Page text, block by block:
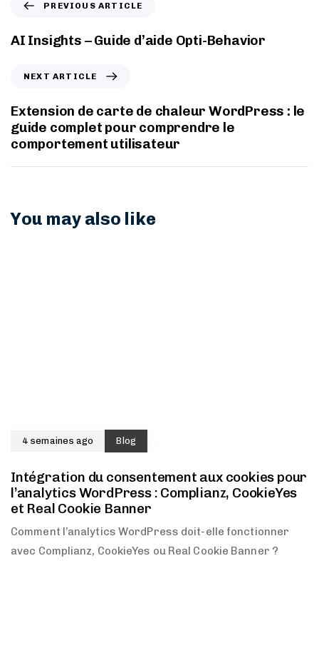
PREVIOUS ARTICLE
AI Insights – Guide d’aide Opti-Behavior
NEXT ARTICLE
Extension de carte de chaleur WordPress : le
guide complet pour comprendre le
comportement utilisateur
You may also like
4 semaines ago Blog
Intégration du consentement aux cookies pour
l’analytics WordPress : Complianz, CookieYes
et Real Cookie Banner
Comment l’analytics WordPress doit-elle fonctionner
avec Complianz, CookieYes ou Real Cookie Banner ?